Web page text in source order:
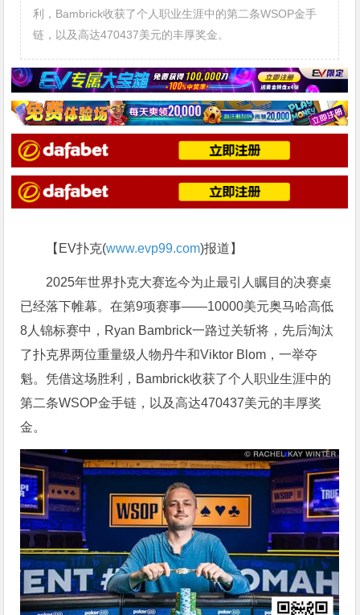
利，Bambrick收获了个人职业生涯中的第二条WSOP金手
链，以及高达470437美元的丰厚奖金。
【EV扑克(www.evp99.com)报道】
2025年世界扑克大赛迄今为止最引人瞩目的决赛桌
已经落下帷幕。在第9项赛事——10000美元奥马哈高低
8人锦标赛中，Ryan Bambrick一路过关斩将，先后淘汰
了扑克界两位重量级人物丹牛和Viktor Blom，一举夺
魁。凭借这场胜利，Bambrick收获了个人职业生涯中的
第二条WSOP金手链，以及高达470437美元的丰厚奖
金。